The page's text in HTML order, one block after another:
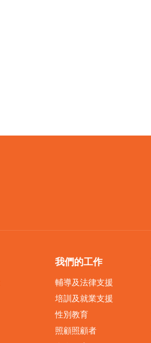
我們的工作
輔導及法律支援
培訓及就業支援
性別教育
照顧照顧者